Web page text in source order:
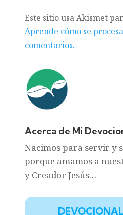
Este sitio usa Akismet
Aprende cómo se
comentarios.
Acerca de Mi
Nacimos para servir y
porque amamos a
y Creador Jesús…